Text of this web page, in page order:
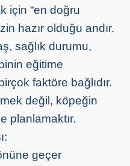
için “en doğru
hazır olduğu andır.
sağlık durumu,
eğitime
faktöre bağlıdır.
değil, köpeğin
planlamaktır.
geçer